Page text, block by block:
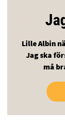
Lille Albin
Jag ska
må